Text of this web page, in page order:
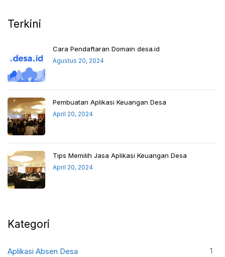
Terkini
Cara Pendaftaran Domain desa.id
Agustus 20, 2024
Pembuatan Aplikasi Keuangan Desa
April 20, 2024
Tips Memilih Jasa Aplikasi Keuangan Desa
April 20, 2024
Kategori
Aplikasi Absen Desa 1